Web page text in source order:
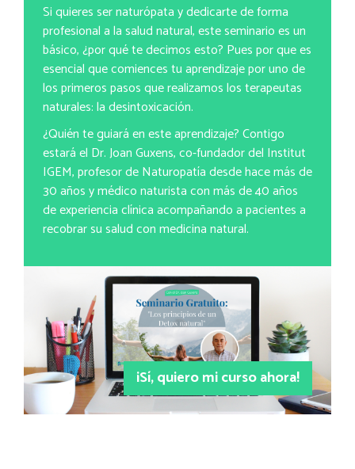
Si quieres ser naturópata y dedicarte de forma
profesional a la salud natural, este seminario es un
básico, ¿por qué te decimos esto? Pues por que es
esencial que comiences tu aprendizaje por uno de
los primeros pasos que realizamos los terapeutas
naturales: la desintoxicación.
¿Quién te guiará en este aprendizaje? Contigo
estará el Dr. Joan Guxens, co-fundador del Institut
IGEM, profesor de Naturopatía desde hace más de
30 años y médico naturista con más de 40 años
de experiencia clínica acompañando a pacientes a
recobrar su salud con medicina natural.
¡Sí, quiero mi curso ahora!